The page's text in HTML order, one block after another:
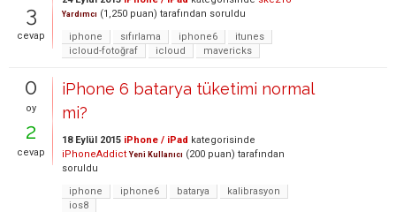
3
cevap
Yardımcı (1,250 puan) tarafından soruldu
iphone
sıfırlama iphone6
itunes
icloud-fotoğraf
icloud mavericks
0
oy
2
cevap
iPhone 6 batarya tüketimi normal
mi?
18 Eylül 2015 iPhone / iPad kategorisinde
iPhoneAddict Yeni Kullanıcı (200 puan) tarafından
soruldu
iphone
iphone6 batarya
kalibrasyon
ios8